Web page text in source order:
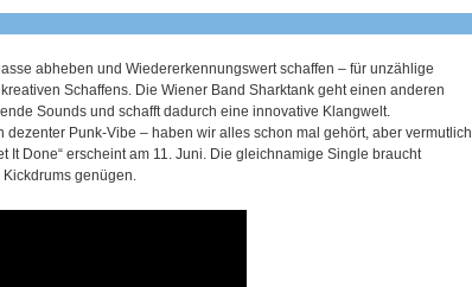
abheben und Wiedererkennungswert schaffen – für unzählige
Schaffens. Die Wiener Band Sharktank geht einen anderen
Sounds und schafft dadurch eine innovative Klangwelt.
Punk-Vibe – haben wir alles schon mal gehört, aber vermutlich
It Done“ erscheint am 11. Juni. Die gleichnamige Single braucht
genügen.